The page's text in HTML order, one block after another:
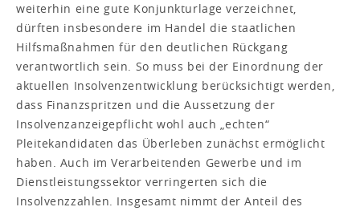
weiterhin eine gute Konjunkturlage verzeichnet,
dürften insbesondere im Handel die staatlichen
Hilfsmaßnahmen für den deutlichen Rückgang
verantwortlich sein. So muss bei der Einordnung der
aktuellen Insolvenzentwicklung berücksichtigt werden,
dass Finanzspritzen und die Aussetzung der
Insolvenzanzeigepflicht wohl auch „echten“
Pleitekandidaten das Überleben zunächst ermöglicht
haben. Auch im Verarbeitenden Gewerbe und im
Dienstleistungssektor verringerten sich die
Insolvenzzahlen. Insgesamt nimmt der Anteil des